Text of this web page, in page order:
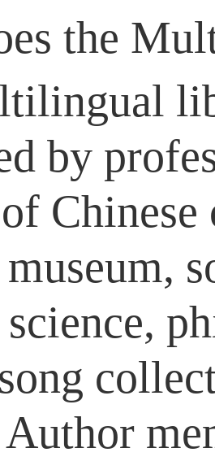
the
by
of